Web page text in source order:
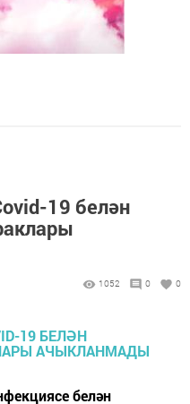
19 белән
1052 0 0
белән